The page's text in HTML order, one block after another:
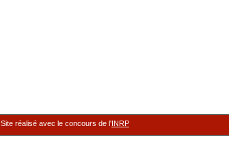
Site réalisé avec le concours de l'INRP